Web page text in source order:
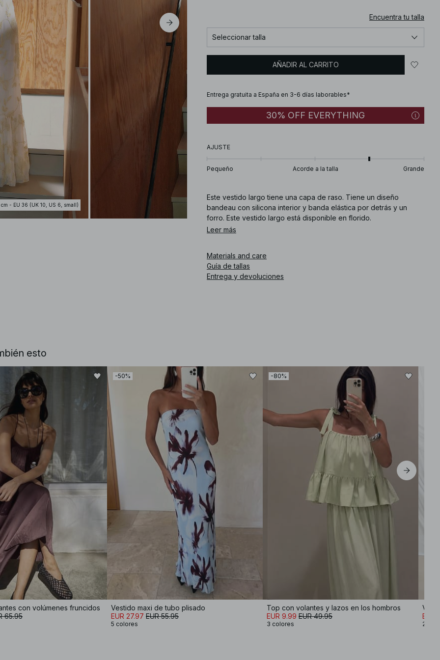
cm - EU 36 (UK 10, US 6, small)
Encuentra tu talla
Seleccionar talla
AÑADIR AL CARRITO
Entrega gratuita a España en 3-6 días laborables*
30% OFF EVERYTHING
AJUSTE
Pequeño Acorde a la talla Grande
Este vestido largo tiene una capa de raso. Tiene un diseño
bandeau con silicona interior y banda elástica por detrás y un
forro. Este vestido largo está disponible en florido.
Leer más
Materials and care
Guía de tallas
Entrega y devoluciones
esto
con volúmenes fruncidos
65.95
-50%
Vestido maxi de tubo plisado
EUR 27.97 EUR 55.95
5 colores
-80%
Top con volantes y lazos en los hombros
EUR 9.99 EUR 49.95
3 colores
EUR
2